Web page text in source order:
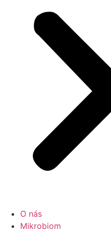
O nás
Mikrobiom